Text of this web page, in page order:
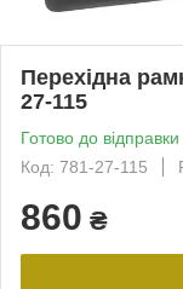
Перехідна
27-115
Готово до відправки
Код: 781-27-115
860 ₴